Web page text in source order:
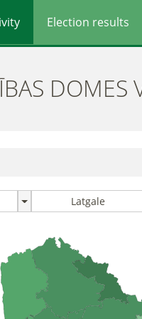
Election results
DOMES
Latgale